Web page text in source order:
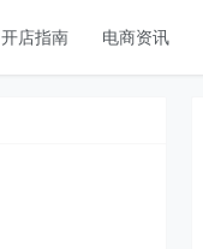
开店指南 电商资讯